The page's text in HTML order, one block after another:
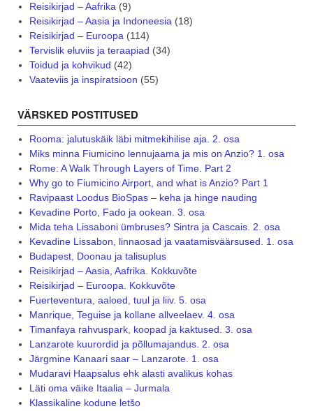
Reisikirjad – Aafrika(9)
Reisikirjad – Aasia ja Indoneesia(18)
Reisikirjad – Euroopa(114)
Tervislik eluviis ja teraapiad (34)
Toidud ja kohvikud (42)
Vaateviis ja inspiratsioon (55)
VÄRSKED POSTITUSED
Rooma: jalutuskäik läbi mitmekihilise aja. 2. osa
Miks minna Fiumicino lennujaama ja mis on Anzio? 1. osa
Rome: A Walk Through Layers of Time. Part 2
Why go to Fiumicino Airport, and what is Anzio? Part 1
Ravipaast Loodus BioSpas – keha ja hinge nauding
Kevadine Porto, Fado ja ookean. 3. osa
Mida teha Lissaboni ümbruses? Sintra ja Cascais. 2. osa
Kevadine Lissabon, linnaosad ja vaatamisväärsused. 1. osa
Budapest, Doonau ja talisuplus
Reisikirjad – Aasia, Aafrika. Kokkuvõte
Reisikirjad – Euroopa. Kokkuvõte
Fuerteventura, aaloed, tuul ja liiv. 5. osa
Manrique, Teguise ja kollane allveelaev. 4. osa
Timanfaya rahvuspark, koopad ja kaktused. 3. osa
Lanzarote kuurordid ja põllumajandus. 2. osa
Järgmine Kanaari saar – Lanzarote. 1. osa
Mudaravi Haapsalus ehk alasti avalikus kohas
Läti oma väike Itaalia – Jurmala
Klassikaline kodune letšo